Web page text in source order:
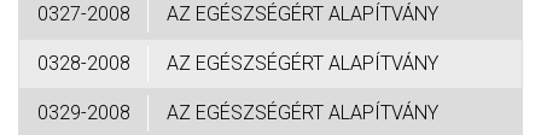
0327-2008 AZ EGÉSZSÉGÉRT ALAPÍTVÁNY
0328-2008 AZ EGÉSZSÉGÉRT ALAPÍTVÁNY
0329-2008 AZ EGÉSZSÉGÉRT ALAPÍTVÁNY